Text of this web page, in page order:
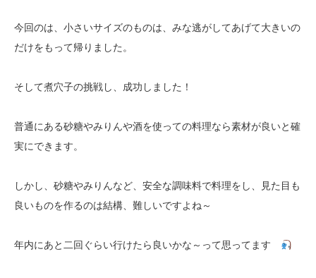
今回のは、小さいサイズのものは、みな逃がしてあげて大きいの
だけをもって帰りました。
そして煮穴子の挑戦し、成功しました！
普通にある砂糖やみりんや酒を使っての料理なら素材が良いと確
実にできます。
しかし、砂糖やみりんなど、安全な調味料で料理をし、見た目も
良いものを作るのは結構、難しいですよね～
年内にあと二回ぐらい行けたら良いかな～って思ってます